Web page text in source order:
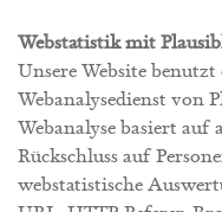
Webstatistik mit
Unsere Website benutzt
Webanalysedienst von
Webanalyse basiert
Rückschluss auf
webstatistische